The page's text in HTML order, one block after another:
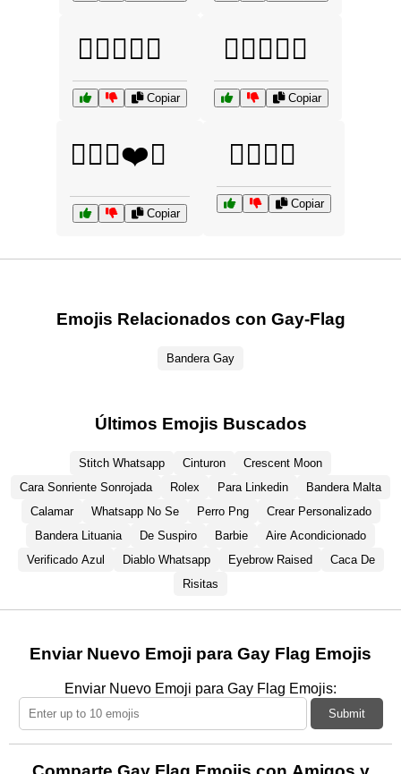
🏳️‍🌈🕺💃🎉
Copiar
🏳️‍🌈🚴‍♀️🌳
Copiar
🏳️‍🌈🤗❤️🌈
Copiar
🏳️‍🌈🥳🎊
Copiar
Emojis Relacionados con Gay-Flag
Bandera Gay
Últimos Emojis Buscados
Stitch Whatsapp Cinturon
Crescent Moon
Cara Sonriente Sonrojada
Rolex Para Linkedin
Bandera Malta
Calamar
Whatsapp No Se Perro Png
Crear Personalizado
Bandera Lituania
De Suspiro Barbie
Aire Acondicionado
Verificado Azul
Diablo Whatsapp Eyebrow Raised
Caca De
Risitas
Enviar Nuevo Emoji para Gay Flag Emojis
Enviar Nuevo Emoji para Gay Flag Emojis:
Submit